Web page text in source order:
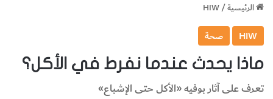
الرئيسية/
HIW
HIW صحة
ماذا يحدث عندما نفرط في الأكل؟
تعرف على آثار بوفيه «الأكل حتى الإشباع»